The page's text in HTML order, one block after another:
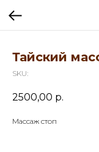
Тайский
SKU:
2500,00 р.
Массаж стоп